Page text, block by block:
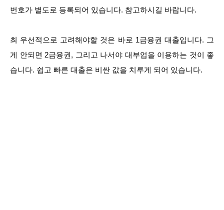
번호가 별도로 등록되어 있습니다. 참고하시길 바랍니다.
최 우선적으로 고려해야할 것은 바로 1금융권 대출입니다. 그
게 안되면 2금융권, 그리고 나서야 대부업을 이용하는 것이 좋
습니다. 쉽고 빠른 대출은 비싼 값을 치루게 되어 있습니다.